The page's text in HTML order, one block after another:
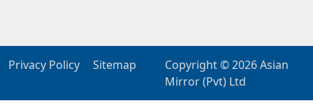
Privacy Policy Sitemap Copyright © 2026Asian
Mirror (Pvt) Ltd